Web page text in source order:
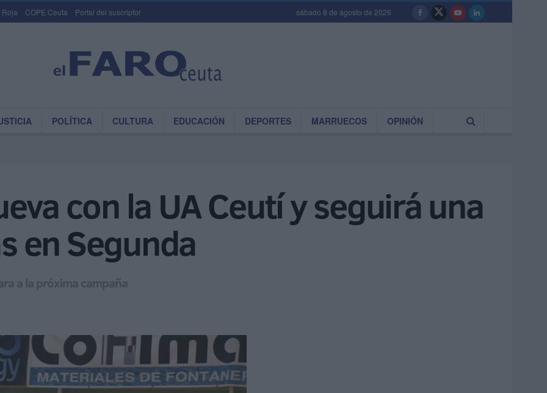
Roja COPE Ceuta Portal del suscriptor sábado 8 de agosto de 2026
POLÍTICA CULTURA EDUCACIÓN DEPORTES MARRUECOS OPINIÓN
con la UA Ceutí y seguirá una
en Segunda
a la próxima campaña